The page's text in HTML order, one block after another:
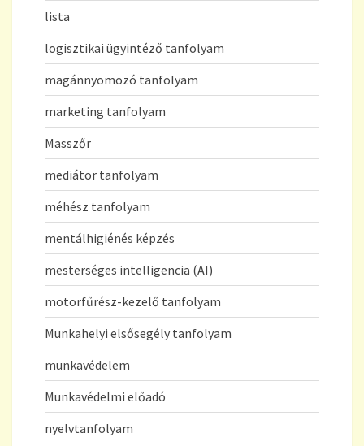
lista
logisztikai ügyintéző tanfolyam
magánnyomozó tanfolyam
marketing tanfolyam
Masszőr
mediátor tanfolyam
méhész tanfolyam
mentálhigiénés képzés
mesterséges intelligencia (AI)
motorfűrész-kezelő tanfolyam
Munkahelyi elsősegély tanfolyam
munkavédelem
Munkavédelmi előadó
nyelvtanfolyam